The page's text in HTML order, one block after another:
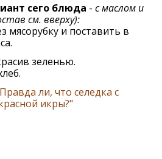
сего блюда - с маслом и
см. вверху):
мясорубку и поставить в
зеленью.
ли, что селедка с
икры?"